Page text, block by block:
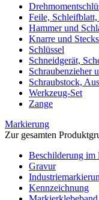
Feile,
Hammer und
Knarre und
Schlüssel
Schneidgerät,
Schraubenzieher
Schraubstock,
Werkzeug-Set
Zange
Markierung
Zur gesamten
Beschilderung im
Gravur
Kennzeichnung